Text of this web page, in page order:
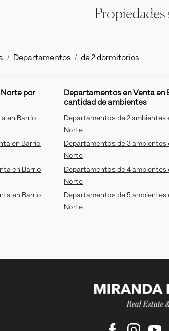
Propiedades
Departamentos de 2 dormitorios
por
en Barrio
en Barrio
en Barrio
en Barrio
Departamentos en Venta en
cantidad de ambientes
Departamentos de 2 ambientes
Norte
Departamentos de 3 ambientes
Norte
Departamentos de 4 ambientes
Norte
Departamentos de 5 ambientes
Norte